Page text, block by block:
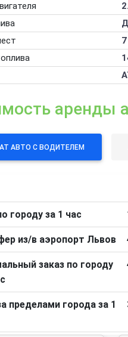
7
аренды
АВТО С ВОДИТЕЛЕМ
городу за 1 час
из/в аэропорт Львов
заказ по городу
пределами города за 1